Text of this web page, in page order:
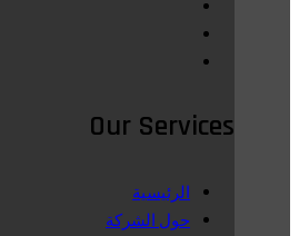
Our Services
الرئيسية
حول الشركة